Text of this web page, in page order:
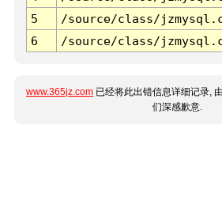
5
/source/class/
6
/source/class/
www.365jz.com 已经将此出错信息详细记录,
们深感歉意.